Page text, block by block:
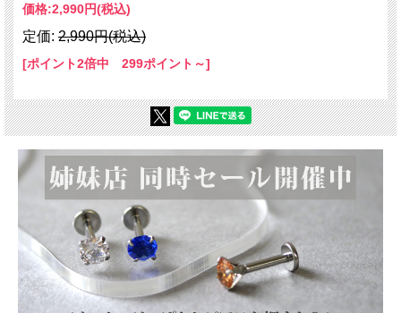
価格:2,990円(税込)
定価: 2,990円(税込)
[ポイント2倍中 299ポイント～]